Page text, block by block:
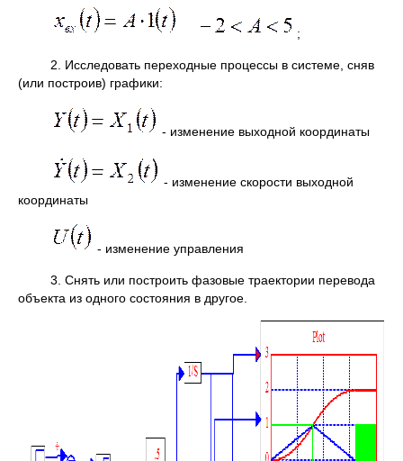
;
2. Исследовать переходные процессы в системе, сняв
(или построив) графики:
- изменение выходной координаты
- изменение скорости выходной
координаты
- изменение управления
3. Снять или построить фазовые траектории перевода
объекта из одного состояния в другое.